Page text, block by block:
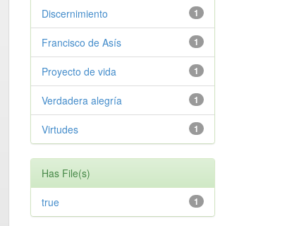
1
Discernimiento
1
Francisco de Asís
1
Proyecto de vida
1
Verdadera alegría
1
Virtudes
Has File(s)
1
true